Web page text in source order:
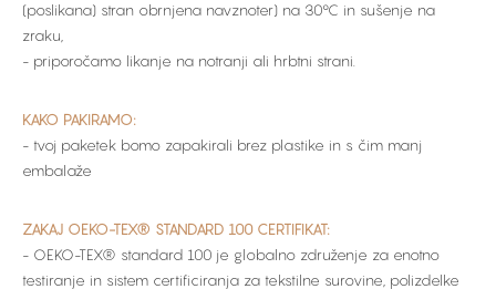
(poslikana) stran obrnjena navznoter) na 30°C in sušenje na
zraku,
- priporočamo likanje na notranji ali hrbtni strani.
KAKO PAKIRAMO:
- tvoj paketek bomo zapakirali brez plastike in s čim manj
embalaže
ZAKAJ OEKO-TEX® STANDARD 100 CERTIFIKAT:
- OEKO-TEX® standard 100 je globalno združenje za enotno
testiranje in sistem certificiranja za tekstilne surovine, polizdelke